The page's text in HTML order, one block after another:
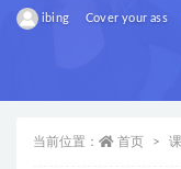
ibing Cover your ass
当前位置： 首页